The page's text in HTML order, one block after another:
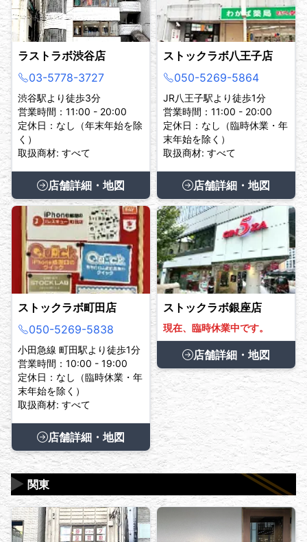
ラストラボ渋谷店
03-5778-3727
渋谷駅より徒歩3分
営業時間：11:00 - 20:00
定休日：なし（年末年始を除
く）
取扱商材: すべて
店舗詳細・地図
ストックラボ八王子店
050-5269-5864
JR八王子駅より徒歩1分
営業時間：11:00 - 20:00
定休日：なし（臨時休業・年
末年始を除く）
取扱商材: すべて
店舗詳細・地図
ストックラボ町田店
050-5269-5838
小田急線 町田駅より徒歩1分
営業時間：10:00 - 19:00
定休日：なし（臨時休業・年
末年始を除く）
取扱商材: すべて
店舗詳細・地図
ストックラボ銀座店
現在、臨時休業中です。
店舗詳細・地図
関東
▶